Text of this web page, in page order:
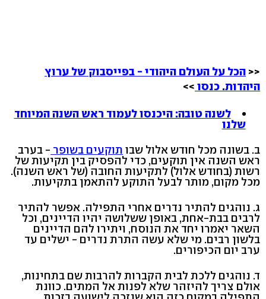
<< הכל על העולם היהודי - בפייסבוק של ערוץ
היהדות. כנסו >>
לשנה טובה: היכנסו לעמוד ראש השנה המיוחד
שלנו
ב. בשונה מכל חודש אלול שבו תוקעים בשופר - בערב
ראש השנה אין תוקעים, כדי להפסיק בין תקיעות של
רשות (בחודש אלול) לתקיעות החובה (של ראש השנה).
מכל מקום, מותר לבעל התוקע להתאמן בתקיעות.
ג. נוהגים להתיר נדרים אחרי התפילה. אפשר להתיר
לרבים בבת-אחת, באופן ששלושה יהיו הדיינים, וכל
השאר יאמרו יחד את הנוסח, ויתירו להם הדיינים
בלשון רבים. מי שלא עשה התרת נדרים - ישלים עד
ערב יום הכיפורים.
ד. נוהגים ללכת לבית הקברות להרבות שם בתחינות,
אולם צריך להיזהר שלא לפנות אל המתים. כוונת